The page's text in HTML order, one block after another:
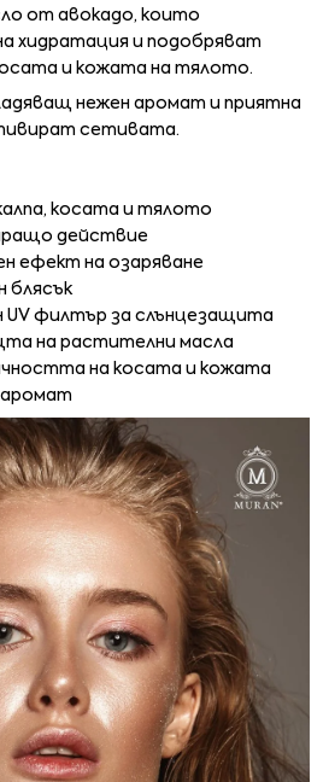
от авокадо, които
хидратация и подобряват
и кожата на тялото.
нежен аромат и приятна
сетивата.
косата и тялото
действие
ефект на озаряване
блясък
UV филтър за слънцезащита
на растителни масла
на косата и кожата
аромат